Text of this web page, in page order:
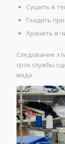
Сушить в
Гладить
Хранить в
Следование
срок службы
вида.